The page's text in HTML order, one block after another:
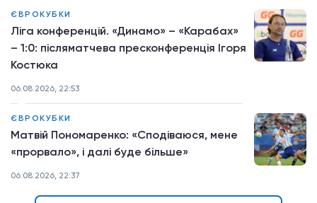
ЄВРОКУБКИ
Ліга конференцій. «Динамо» – «Карабах»
– 1:0: післяматчева пресконференція Ігоря
Костюка
06.08.2026, 22:53
ЄВРОКУБКИ
Матвій Пономаренко: «Сподіваюся, мене
«прорвало», і далі буде більше»
06.08.2026, 22:37